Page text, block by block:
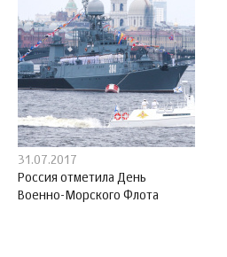
31.07.2017
Россия отметила День
Военно-Морского Флота